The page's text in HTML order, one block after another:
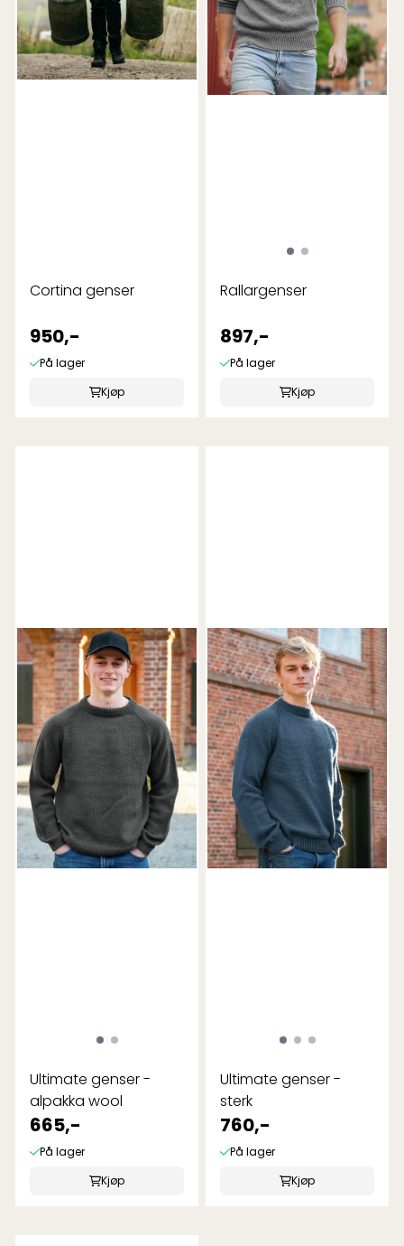
Cortina genser
950,-
På lager
Kjøp
Rallargenser
897,-
På lager
Kjøp
Ultimate genser -
alpakka wool
665,-
På lager
Kjøp
Ultimate genser -
sterk
760,-
På lager
Kjøp